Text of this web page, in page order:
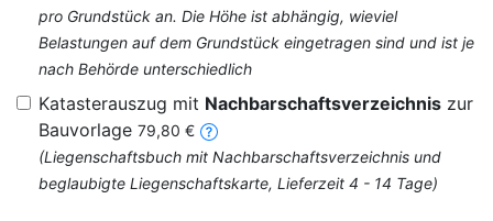
pro Grundstück an. Die Höhe ist abhängig, wieviel
Belastungen auf dem Grundstück eingetragen sind und ist je
nach Behörde unterschiedlich
Katasterauszug mit Nachbarschaftsverzeichnis zur
Bauvorlage 79,80 €
(Liegenschaftsbuch mit Nachbarschaftsverzeichnis und
beglaubigte Liegenschaftskarte, Lieferzeit 4 - 14 Tage)